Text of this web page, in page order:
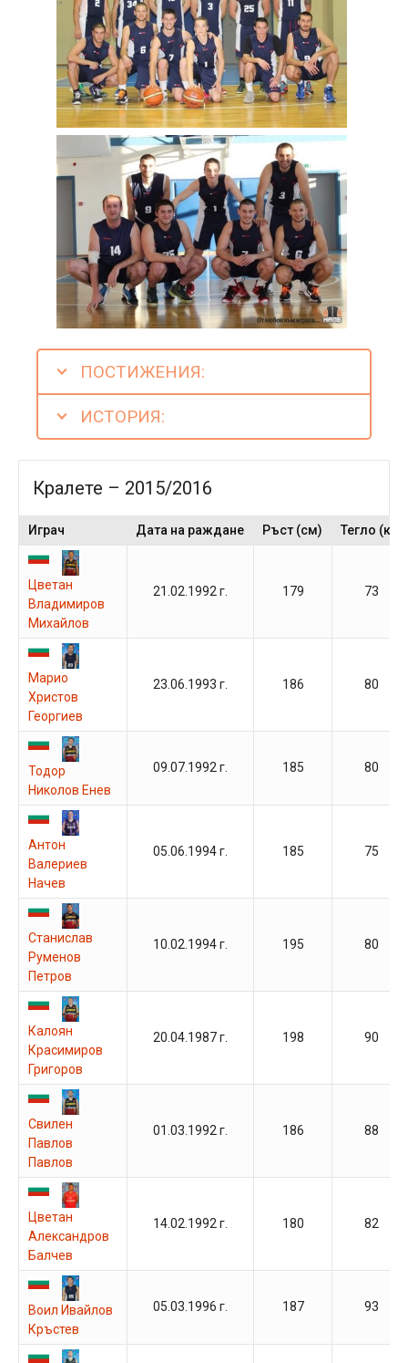
ПОСТИЖЕНИЯ:
ИСТОРИЯ:
Кралете – 2015/2016
Играч Дата на раждане Ръст (см) Тегло (кг)
Цветан
Владимиров
Михайлов
21.02.1992 г. 179 73
Марио
Христов
Георгиев
23.06.1993 г. 186 80
Тодор
Николов Енев
09.07.1992 г. 185 80
Антон
Валериев
Начев
05.06.1994 г. 185 75
Станислав
Руменов
Петров
10.02.1994 г. 195 80
Калоян
Красимиров
Григоров
20.04.1987 г. 198 90
Свилен
Павлов
Павлов
01.03.1992 г. 186 88
Цветан
Александров
Балчев
14.02.1992 г. 180 82
Воил Ивайлов
Кръстев
05.03.1996 г. 187 93